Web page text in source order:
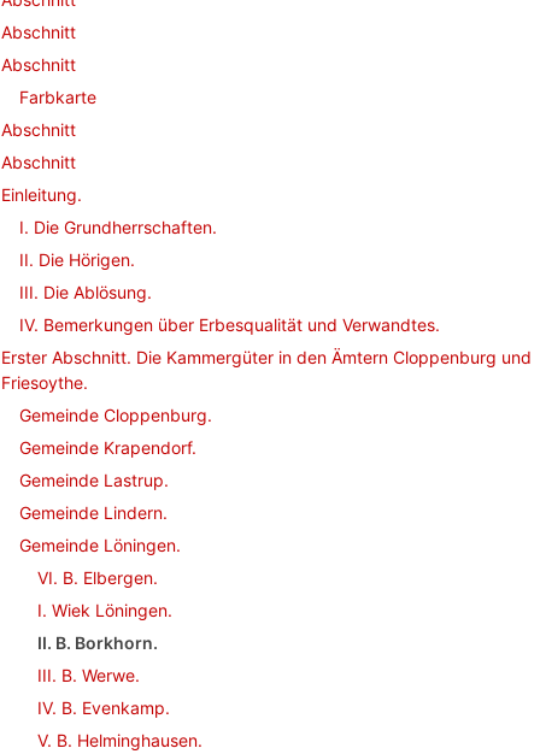
Abschnitt
Abschnitt
Farbkarte
Abschnitt
Abschnitt
Einleitung.
I. Die Grundherrschaften.
II. Die Hörigen.
III. Die Ablösung.
IV. Bemerkungen über Erbesqualität und Verwandtes.
Erster Abschnitt. Die Kammergüter in den Ämtern Cloppenburg und
Friesoythe.
Gemeinde Cloppenburg.
Gemeinde Krapendorf.
Gemeinde Lastrup.
Gemeinde Lindern.
Gemeinde Löningen.
VI. B. Elbergen.
I. Wiek Löningen.
II. B. Borkhorn.
III. B. Werwe.
IV. B. Evenkamp.
V. B. Helminghausen.